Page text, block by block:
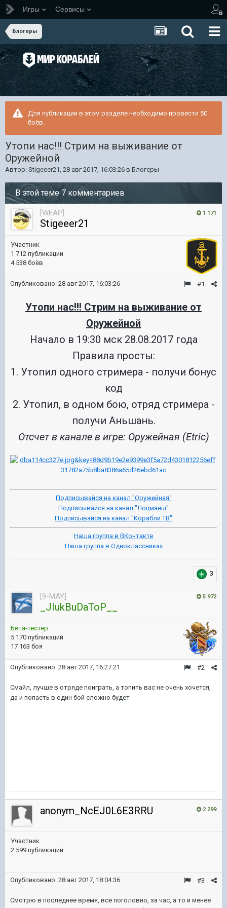
Игры Сервисы
Блогеры
Для публикации в этом разделе необходимо провести 50
боёв.
Утопи нас!!! Стрим на выживание от
Оружейной
Автор: Stigeeer21, 28 авг 2017, 16:03:26 в Блогеры
В этой теме 7 комментариев
1 171
[WEAP]
Stigeeer21
Участник
1 712 публикации
4 538 боёв
#1
Опубликовано: 28 авг 2017, 16:03:26
Утопи нас!!! Стрим на выживание от
Оружейной
Начало в 19:30 мск 28.08.2017 года
Правила просты:
1. Утопил одного стримера - получи бонус
код
2. Утопил, в одном бою, отряд стримера -
получи Аньшань.
Отсчет в канале в игре: Оружейная (Etric)
Подписывайся на канал "Оружейная"
Подписывайся на канал "Лоцманы"
Подписывайся на канал "Корабли ТВ"
Наша группа в ВКонтакте
Наша группа в Одноклассниках
3
5 972
[9-MAY]
_JIukBuDaToP__
Бета-тестер
5 170 публикаций
17 163 боя
#2
Опубликовано: 28 авг 2017, 16:27:21
Cмайл, лучше в отряде поиграть, а топить вас не очень хочется,
да и попасть в один бой сложно будет
2 299
anonym_NcEJ0L6E3RRU
Участник
2 599 публикаций
#3
Опубликовано: 28 авг 2017, 18:04:36
Смотрю в последнее время, все поголовно, за час, а то и менее